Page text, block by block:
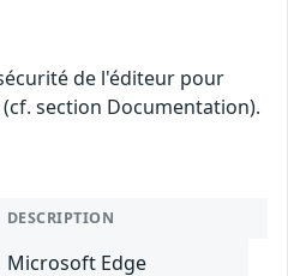
de l'éditeur pour
section Documentation).
DESCRIPTION
Microsoft Edge